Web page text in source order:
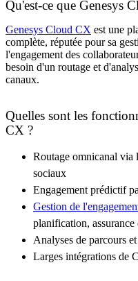
Qu'est-ce que Genesys
Genesys Cloud CX est une
complète, réputée pour sa
l'engagement des
besoin d'un routage et
canaux.
Quelles sont les
CX ?
Routage omnicanal via
sociaux
Engagement prédictif
Gestion de
planification, assurance
Analyses de parcours
Larges intégrations de